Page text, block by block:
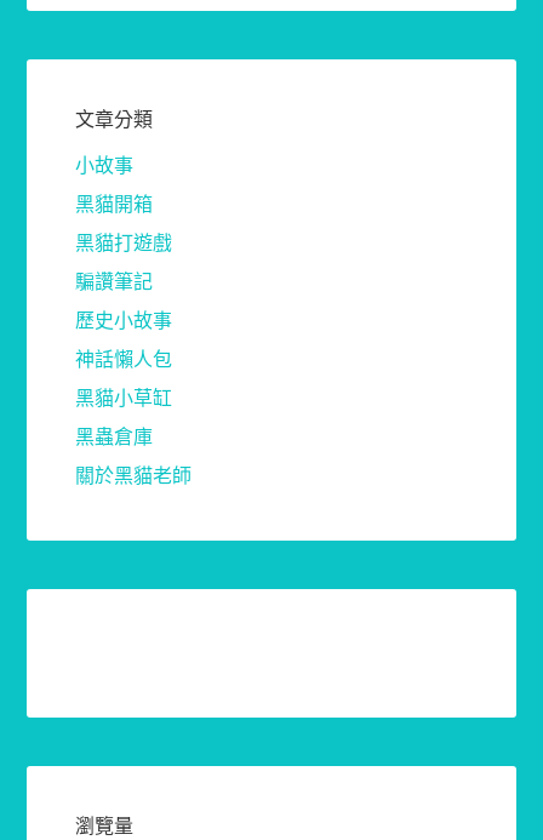
文章分類
小故事
黑貓開箱
黑貓打遊戲
騙讚筆記
歷史小故事
神話懶人包
黑貓小草缸
黑蟲倉庫
關於黑貓老師
瀏覽量